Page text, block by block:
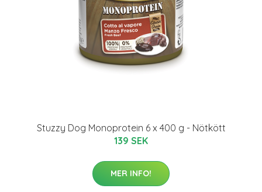
Stuzzy Dog Monoprotein 6 x 400 g - Nötkött
139 SEK
MER INFO!